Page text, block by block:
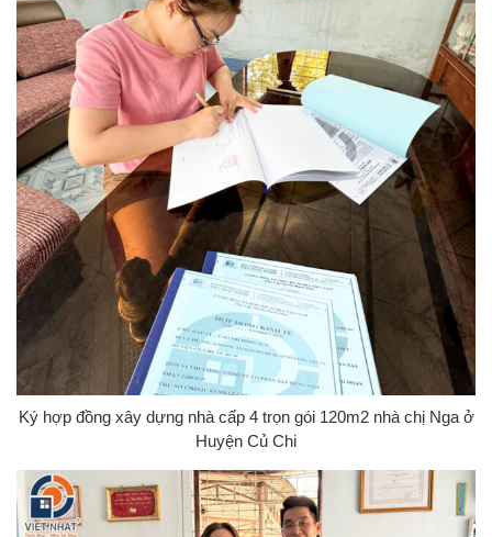
Ký hợp đồng xây dựng nhà cấp 4 trọn gói 120m2 nhà chị Nga ở
Huyện Củ Chi